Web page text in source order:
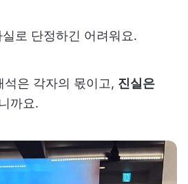
로 단정하긴 어려워요.
석은 각자의 몫이고, 진실은
까요.